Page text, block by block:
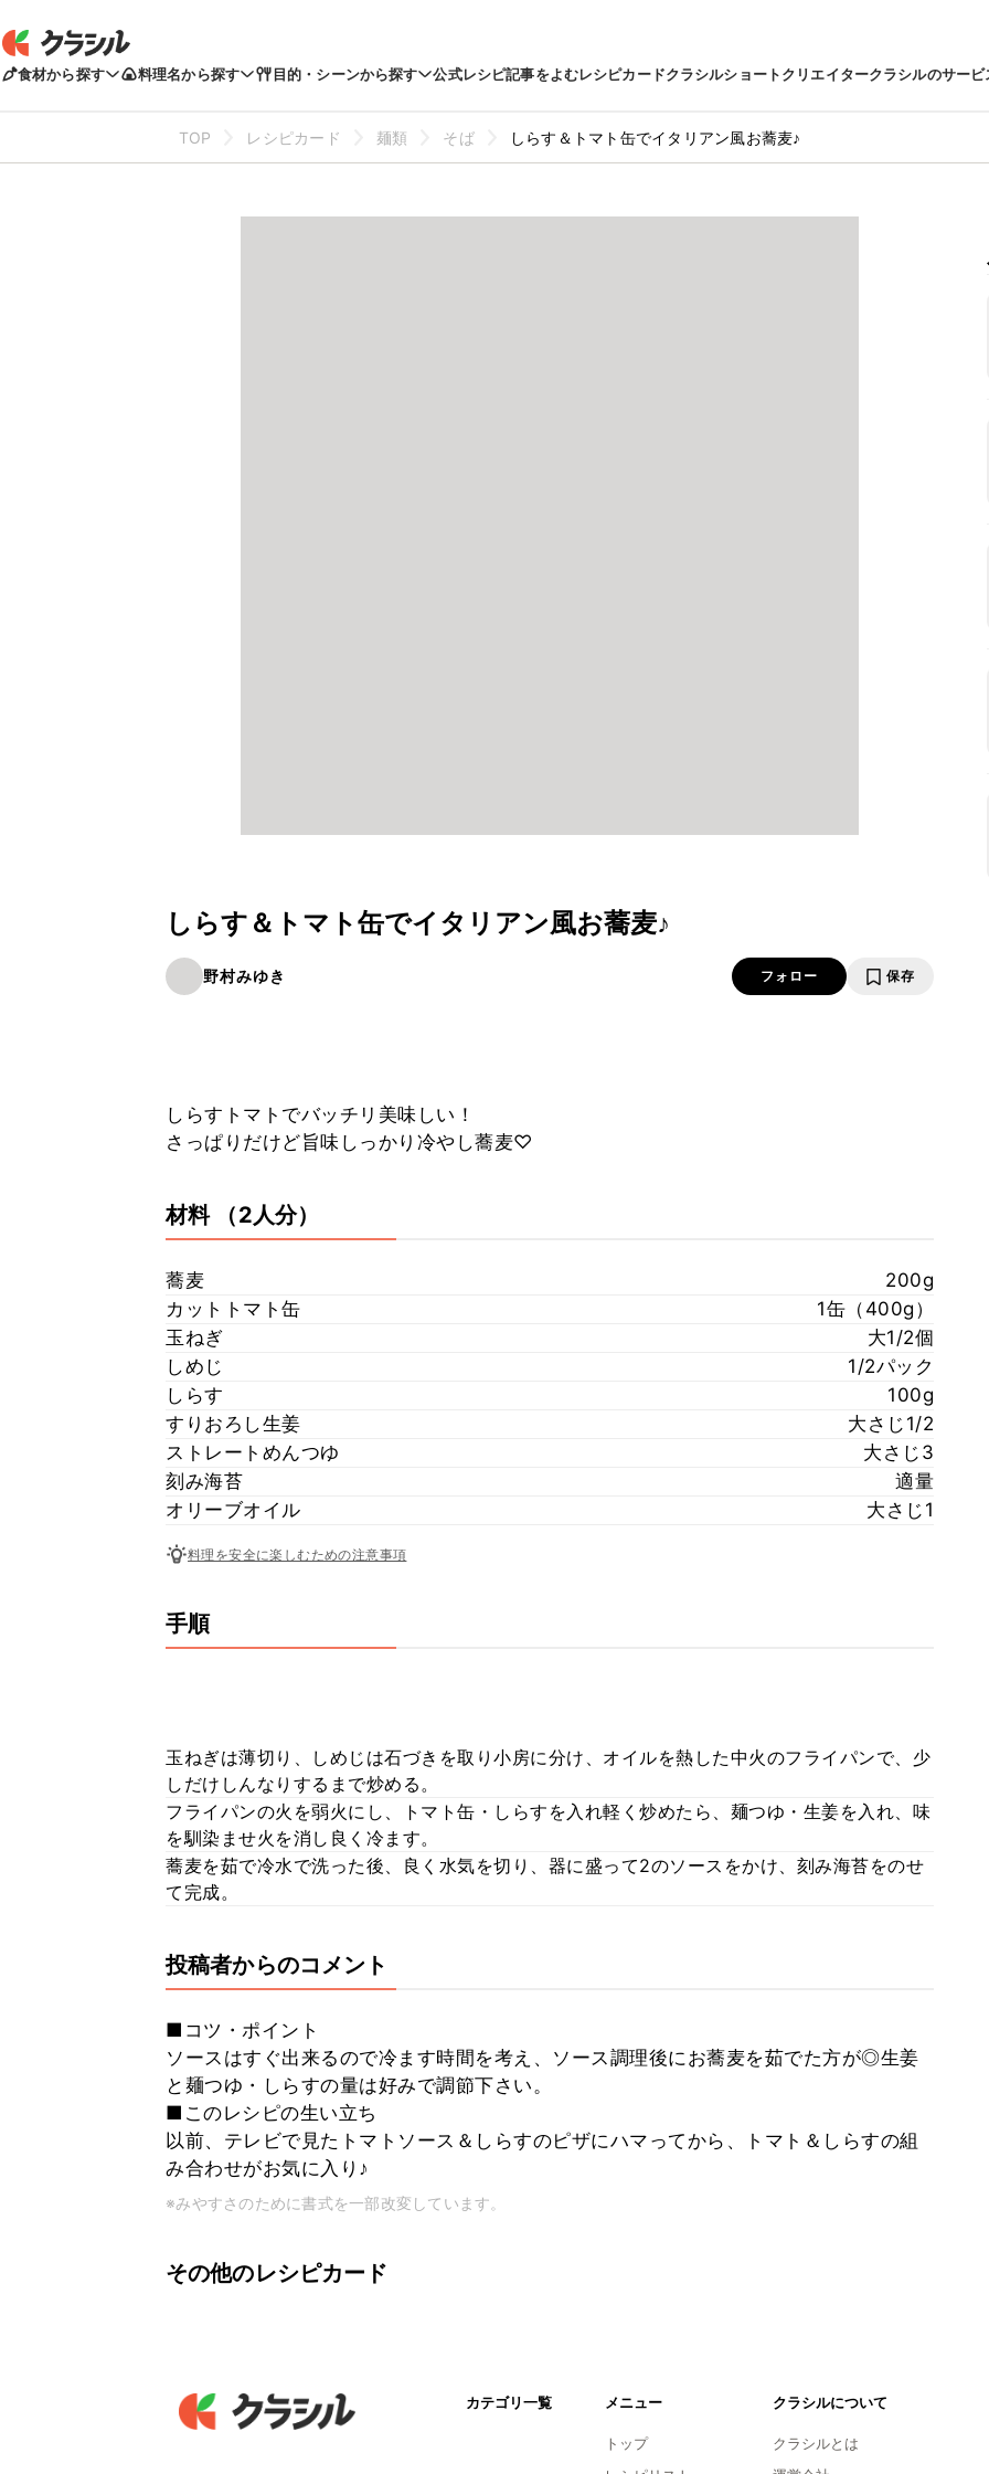
食材から探す 料理名から探す 目的・シーンから探す 公式レシピ記事をよむレシピカードクラシルショートクリエイタークラシルのサービ
TOP レシピカード 麺類 そば しらす＆トマト缶でイタリアン風お蕎麦♪
しらす＆トマト缶でイタリアン風お蕎麦♪
野村みゆき フォロー 保存
しらすトマトでバッチリ美味しい！
さっぱりだけど旨味しっかり冷やし蕎麦♡
材料 （2人分）
蕎麦
200g
カットトマト缶
1缶（400g）
玉ねぎ
大1/2個
しめじ
1/2パック
しらす
100g
すりおろし生姜
大さじ1/2
ストレートめんつゆ
大さじ3
刻み海苔
適量
オリーブオイル
大さじ1
料理を安全に楽しむための注意事項
手順
玉ねぎは薄切り、しめじは石づきを取り小房に分け、オイルを熱した中火のフライパンで、少
しだけしんなりするまで炒める。
フライパンの火を弱火にし、トマト缶・しらすを入れ軽く炒めたら、麺つゆ・生姜を入れ、味
を馴染ませ火を消し良く冷ます。
蕎麦を茹で冷水で洗った後、良く水気を切り、器に盛って2のソースをかけ、刻み海苔をのせ
て完成。
投稿者からのコメント
■コツ・ポイント
ソースはすぐ出来るので冷ます時間を考え、ソース調理後にお蕎麦を茹でた方が◎生姜
と麺つゆ・しらすの量は好みで調節下さい。
■このレシピの生い立ち
以前、テレビで見たトマトソース＆しらすのピザにハマってから、トマト＆しらすの組
み合わせがお気に入り♪
※みやすさのために書式を一部改変しています。
その他のレシピカード
カテゴリ一覧 メニュー
トップ
クラシルについて
クラシルとは